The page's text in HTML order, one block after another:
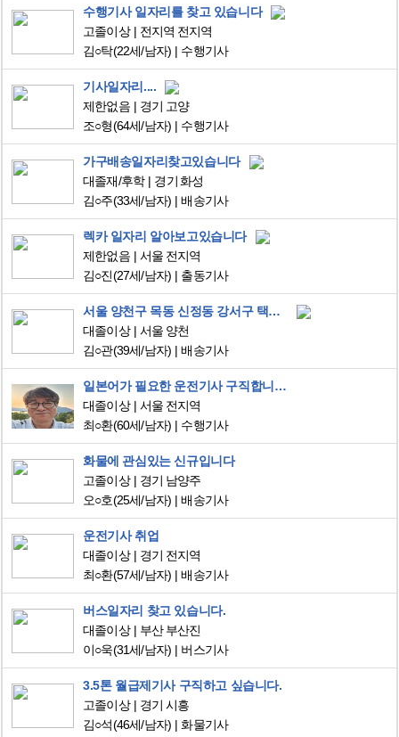
수행기사 일자리를 찾고 있습니다
고졸이상
전지역 전지역
김○탁(22세/남자) 수행기사
기사일자리....
제한없음
경기 고양
조○형(64세/남자) 수행기사
가구배송일자리찾고있습니다
대졸재/후학
경기 화성
김○주(33세/남자) 배송기사
렉카 일자리 알아보고있습니다
제한없음
서울 전지역
김○진(27세/남자) 출동기사
서울 양천구 목동 신정동 강서구 택배기사 일자리 찾습니다
대졸이상
서울 양천
김○관(39세/남자) 배송기사
일본어가 필요한 운전기사 구직합니다.
대졸이상
서울 전지역
최○환(60세/남자) 수행기사
화물에 관심있는 신규입니다
고졸이상
경기 남양주
오○호(25세/남자) 배송기사
운전기사 취업
대졸이상
경기 전지역
최○환(57세/남자) 배송기사
버스일자리 찾고 있습니다.
대졸이상
부산 부산진
이○욱(31세/남자) 버스기사
3.5톤 월급제기사 구직하고 싶습니다.
고졸이상
경기 시흥
김○석(46세/남자) 화물기사